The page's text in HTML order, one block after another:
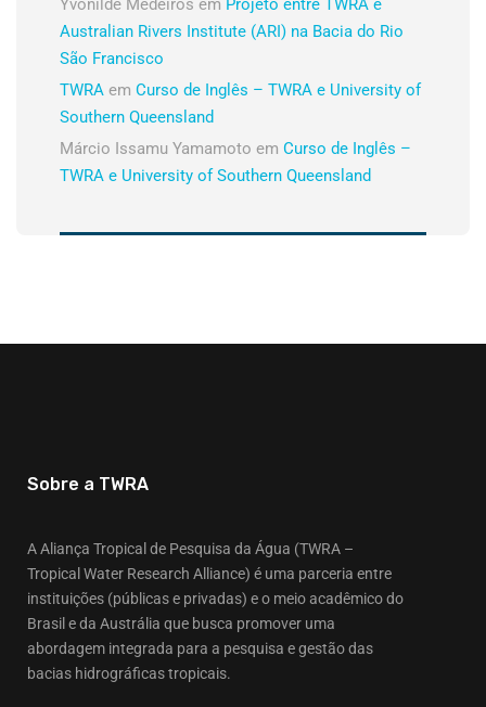
Yvonilde Medeiros em Projeto entre TWRA e
Australian Rivers Institute (ARI) na Bacia do Rio
São Francisco
TWRA em Curso de Inglês – TWRA e University of
Southern Queensland
Márcio Issamu Yamamoto em Curso de Inglês –
TWRA e University of Southern Queensland
Sobre a TWRA
A Aliança Tropical de Pesquisa da Água (TWRA –
Tropical Water Research Alliance) é uma parceria entre
instituições (públicas e privadas) e o meio acadêmico do
Brasil e da Austrália que busca promover uma
abordagem integrada para a pesquisa e gestão das
bacias hidrográficas tropicais.